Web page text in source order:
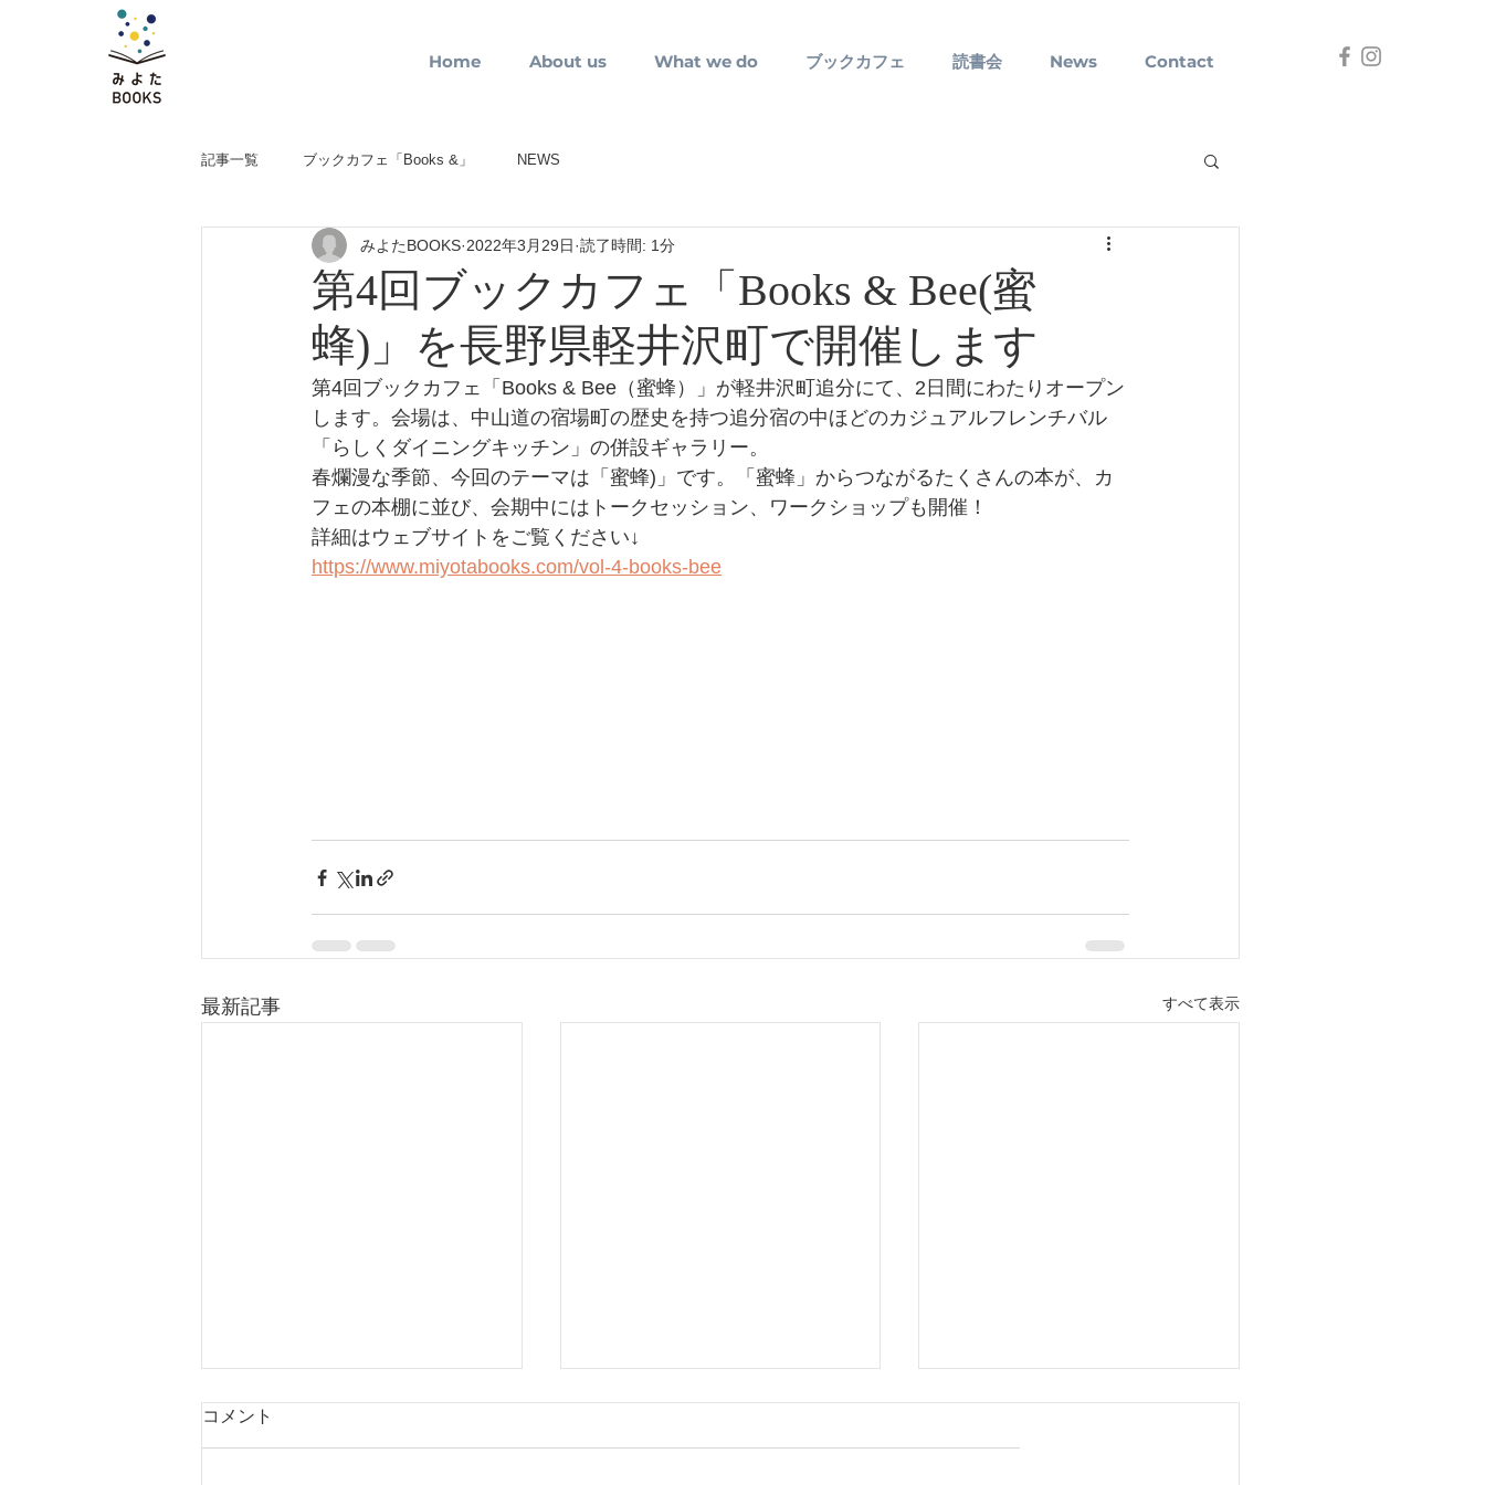
Home About us What we do ブックカフェ 読書会 News Contact
記事一覧 ブックカフェ「Books &」 NEWS
第4回ブックカフェ「Books & Bee(蜜
蜂)」を長野県軽井沢町で開催します
みよたBOOKS 2022年3月29日 読了時間: 1分
第4回ブックカフェ「Books & Bee（蜜蜂）」が軽井沢町追分にて、2日間にわたりオープン
します。会場は、中山道の宿場町の歴史を持つ追分宿の中ほどのカジュアルフレンチバル
「らしくダイニングキッチン」の併設ギャラリー。
春爛漫な季節、今回のテーマは「蜜蜂)」です。「蜜蜂」からつながるたくさんの本が、カ
フェの本棚に並び、会期中にはトークセッション、ワークショップも開催！
詳細はウェブサイトをご覧ください↓
https://www.miyotabooks.com/vol-4-books-bee
最新記事 すべて表示
コメント